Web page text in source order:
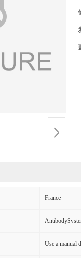
France
Use a manual